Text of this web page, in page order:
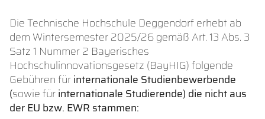
Die Technische Hochschule Deggendorf erhebt ab
dem Wintersemester 2025/26 gemäß Art. 13 Abs. 3
Satz 1 Nummer 2 Bayerisches
Hochschulinnovationsgesetz (BayHIG) folgende
Gebühren fürinternationale Studienbewerbende
(sowie fürinternationale Studierende) die nicht aus
der EU bzw. EWR stammen: